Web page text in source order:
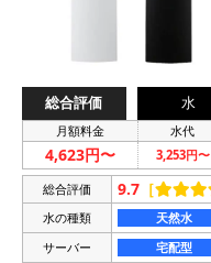
総合評価 水
月額料金 水代
4,623円〜 3,253円〜
総合評価 9.7 ［
水の種類 天然水
サーバー
宅配型